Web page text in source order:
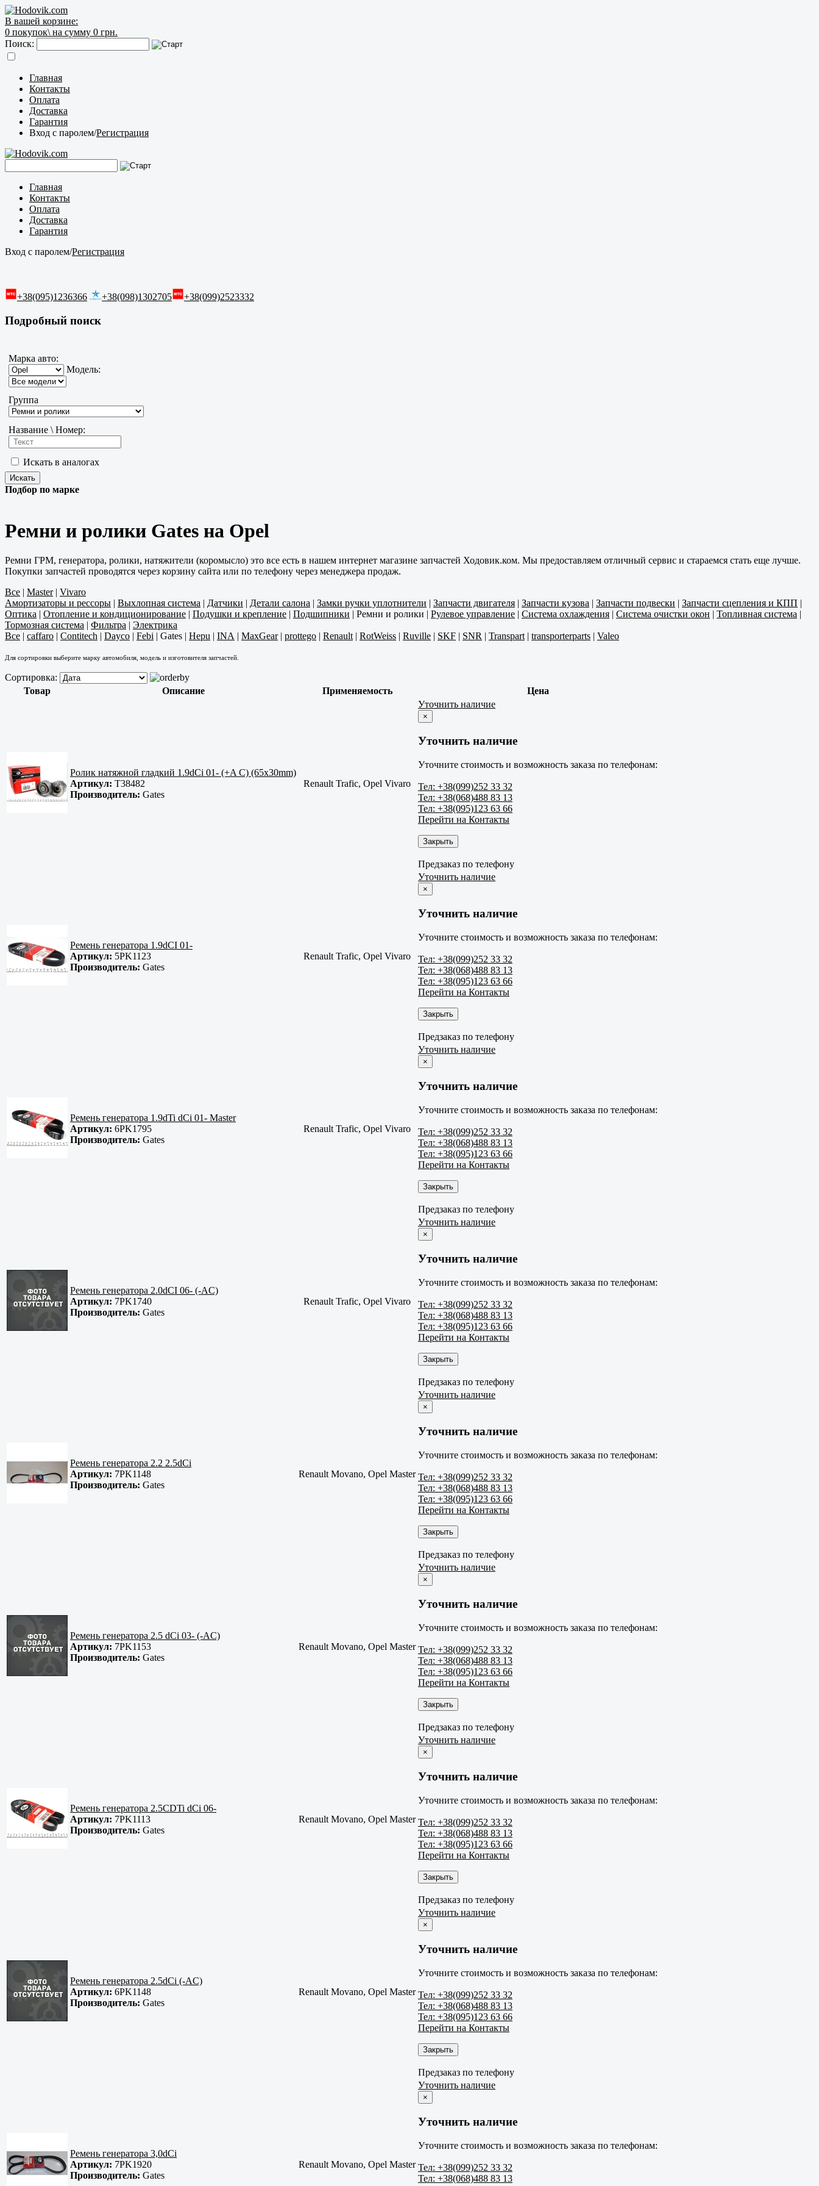
В вашей корзине:
0 покупок\ на сумму 0 грн.
Поиск:
Главная
Контакты
Оплата
Доставка
Гарантия
Вход с паролем/Регистрация
Главная
Контакты
Оплата
Доставка
Гарантия
Вход с паролем/Регистрация
+38(095)1236366 +38(098)1302705 +38(099)2523332
Подробный поиск
Марка авто:
Модель:
Группа
Название \ Номер:
Искать в аналогах
Подбор по марке
Ремни и ролики Gates на Opel
Ремни ГРМ, генератора, ролики, натяжители (коромысло) это все есть в нашем интернет магазине запчастей Ходовик.ком. Мы предоставляем отличный сервис и стараемся стать еще лучше.
Покупки запчастей проводятся через корзину сайта или по телефону через менеджера продаж.
Все | Master| Vivaro
Амортизаторы и рессоры | Выхлопная система | Датчики | Детали салона | Замки ручки уплотнители | Запчасти двигателя | Запчасти кузова | Запчасти подвески | Запчасти сцепления и КПП |
Оптика | Отопление и кондиционирование | Подушки и крепление | Подшипники | Ремни и ролики | Рулевое управление | Система охлаждения | Система очистки окон | Топливная система |
Тормозная система | Фильтра | Электрика
Все | caffaro | Contitech | Dayco | Febi | Gates | Hepu | INA | MaxGear| prottego | Renault | RotWeiss | Ruville | SKF | SNR | Transpart | transporterparts | Valeo
Для сортировки выберите марку автомобиля, модель и изготовителя запчастей.
Сортировка:
Товар
Описание Применяемость Цена
Ролик натяжной гладкий 1.9dCi 01- (+A C) (65x30mm)
Артикул: T38482
Производитель: Gates
Renault Trafic, Opel Vivaro
Уточнить наличие
×
Уточнить наличие
Уточните стоимость и возможность заказа по телефонам:
Тел: +38(099)252 33 32
Тел: +38(068)488 83 13
Тел: +38(095)123 63 66
Перейти на Контакты
Закрыть
Предзаказ по телефону
Ремень генератора 1.9dCI 01-
Артикул: 5PK1123
Производитель: Gates
Renault Trafic, Opel Vivaro
Уточнить наличие
×
Уточнить наличие
Уточните стоимость и возможность заказа по телефонам:
Тел: +38(099)252 33 32
Тел: +38(068)488 83 13
Тел: +38(095)123 63 66
Перейти на Контакты
Закрыть
Предзаказ по телефону
Ремень генератора 1.9dTi dCi 01- Master
Артикул: 6PK1795
Производитель: Gates
Renault Trafic, Opel Vivaro
Уточнить наличие
×
Уточнить наличие
Уточните стоимость и возможность заказа по телефонам:
Тел: +38(099)252 33 32
Тел: +38(068)488 83 13
Тел: +38(095)123 63 66
Перейти на Контакты
Закрыть
Предзаказ по телефону
Ремень генератора 2.0dCI 06- (-AC)
Артикул: 7PK1740
Производитель: Gates
Renault Trafic, Opel Vivaro
Уточнить наличие
×
Уточнить наличие
Уточните стоимость и возможность заказа по телефонам:
Тел: +38(099)252 33 32
Тел: +38(068)488 83 13
Тел: +38(095)123 63 66
Перейти на Контакты
Закрыть
Предзаказ по телефону
Ремень генератора 2.2 2.5dCi
Артикул: 7PK1148
Производитель: Gates
Renault Movano, Opel Master
Уточнить наличие
×
Уточнить наличие
Уточните стоимость и возможность заказа по телефонам:
Тел: +38(099)252 33 32
Тел: +38(068)488 83 13
Тел: +38(095)123 63 66
Перейти на Контакты
Закрыть
Предзаказ по телефону
Ремень генератора 2.5 dCi 03- (-AC)
Артикул: 7PK1153
Производитель: Gates
Renault Movano, Opel Master
Уточнить наличие
×
Уточнить наличие
Уточните стоимость и возможность заказа по телефонам:
Тел: +38(099)252 33 32
Тел: +38(068)488 83 13
Тел: +38(095)123 63 66
Перейти на Контакты
Закрыть
Предзаказ по телефону
Ремень генератора 2.5CDTi dCi 06-
Артикул: 7PK1113
Производитель: Gates
Renault Movano, Opel Master
Уточнить наличие
×
Уточнить наличие
Уточните стоимость и возможность заказа по телефонам:
Тел: +38(099)252 33 32
Тел: +38(068)488 83 13
Тел: +38(095)123 63 66
Перейти на Контакты
Закрыть
Предзаказ по телефону
Ремень генератора 2.5dCi (-AC)
Артикул: 6PK1148
Производитель: Gates
Renault Movano, Opel Master
Уточнить наличие
×
Уточнить наличие
Уточните стоимость и возможность заказа по телефонам:
Тел: +38(099)252 33 32
Тел: +38(068)488 83 13
Тел: +38(095)123 63 66
Перейти на Контакты
Закрыть
Предзаказ по телефону
Ремень генератора 3,0dCi
Артикул: 7PK1920
Производитель: Gates
Renault Movano, Opel Master
Уточнить наличие
×
Уточнить наличие
Уточните стоимость и возможность заказа по телефонам:
Тел: +38(099)252 33 32
Тел: +38(068)488 83 13